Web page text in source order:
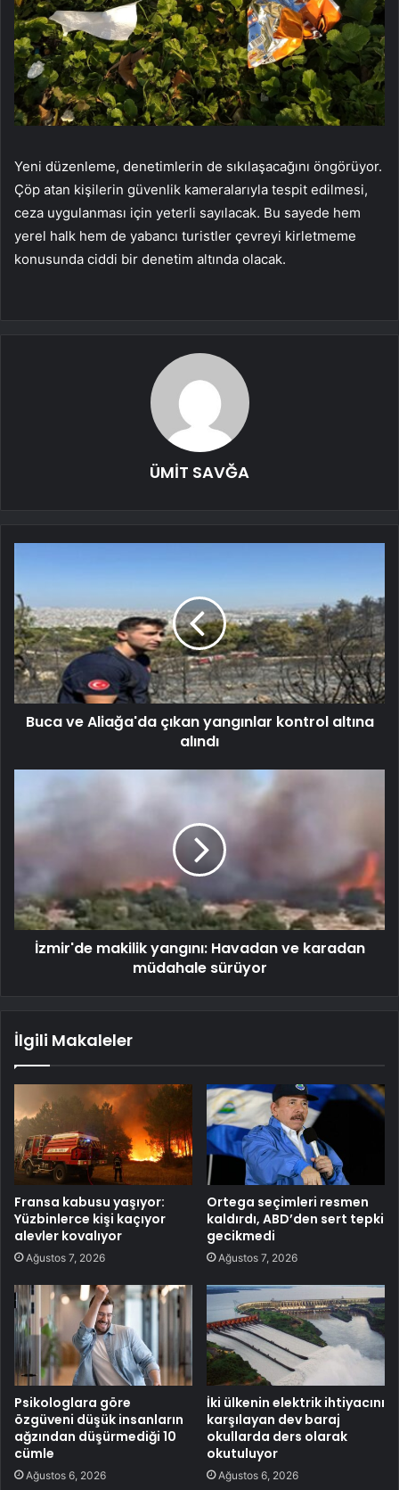
Yeni düzenleme, denetimlerin de sıkılaşacağını öngörüyor.
Çöp atan kişilerin güvenlik kameralarıyla tespit edilmesi,
ceza uygulanması için yeterli sayılacak. Bu sayede hem
yerel halk hem de yabancı turistler çevreyi kirletmeme
konusunda ciddi bir denetim altında olacak.
ÜMİT SAVĞA
Buca ve Aliağa'da çıkan yangınlar kontrol altına
alındı
İzmir'de makilik yangını: Havadan ve karadan
müdahale sürüyor
İlgili Makaleler
Fransa kabusu yaşıyor:
Yüzbinlerce kişi kaçıyor
alevler kovalıyor
Ağustos 7, 2026
Ortega seçimleri resmen
kaldırdı, ABD’den sert tepki
gecikmedi
Ağustos 7, 2026
Psikologlara göre
özgüveni düşük insanların
ağzından düşürmediği 10
cümle
Ağustos 6, 2026
İki ülkenin elektrik ihtiyacını
karşılayan dev baraj
okullarda ders olarak
okutuluyor
Ağustos 6, 2026